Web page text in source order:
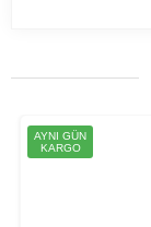
AYNI GÜN
KARGO